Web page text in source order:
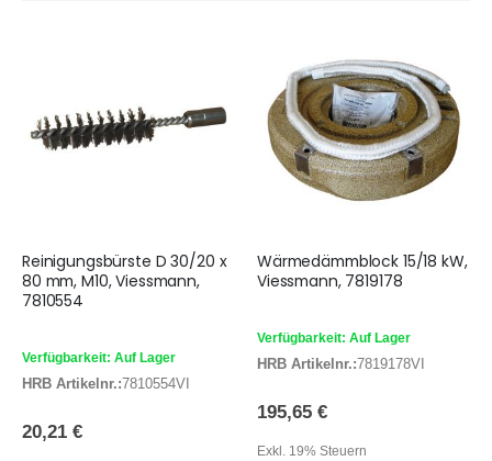
Reinigungsbürste D 30/20 x
80 mm, M10, Viessmann,
7810554
Verfügbarkeit: Auf Lager
HRB Artikelnr.:7810554VI
20,21 €
Wärmedämmblock 15/18 kW,
Viessmann, 7819178
Verfügbarkeit: Auf Lager
HRB Artikelnr.:7819178VI
195,65 €
Exkl. 19% Steuern